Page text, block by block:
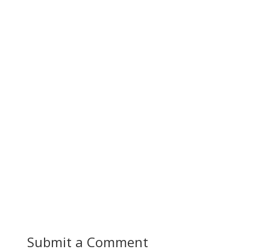
Submit a Comment